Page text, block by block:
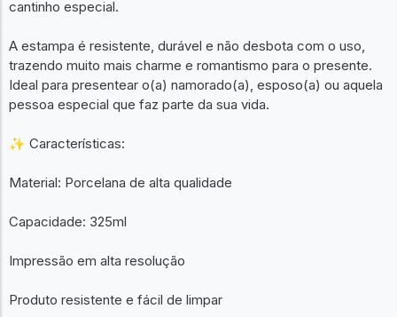
cantinho especial.
A estampa é resistente, durável e não desbota com o uso,
trazendo muito mais charme e romantismo para o presente.
Ideal para presentear o(a) namorado(a), esposo(a) ou aquela
pessoa especial que faz parte da sua vida.
✨ Características:
Material: Porcelana de alta qualidade
Capacidade: 325ml
Impressão em alta resolução
Produto resistente e fácil de limpar